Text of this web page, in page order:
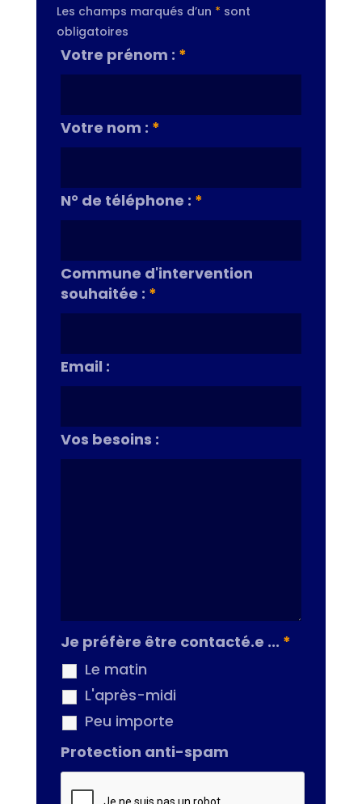
Les champs marqués d’un * sont
obligatoires
Votre prénom : *
Votre nom : *
N° de téléphone : *
Commune d'intervention
souhaitée : *
Email :
Vos besoins :
Je préfère être contacté.e ... *
Le matin
L'après-midi
Peu importe
Protection anti-spam